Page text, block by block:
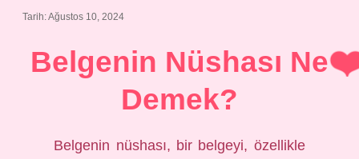
Tarih: Ağustos 10, 2024
Belgenin Nüshası Ne
Demek?
Belgenin nüshası, bir belgeyi, özellikle